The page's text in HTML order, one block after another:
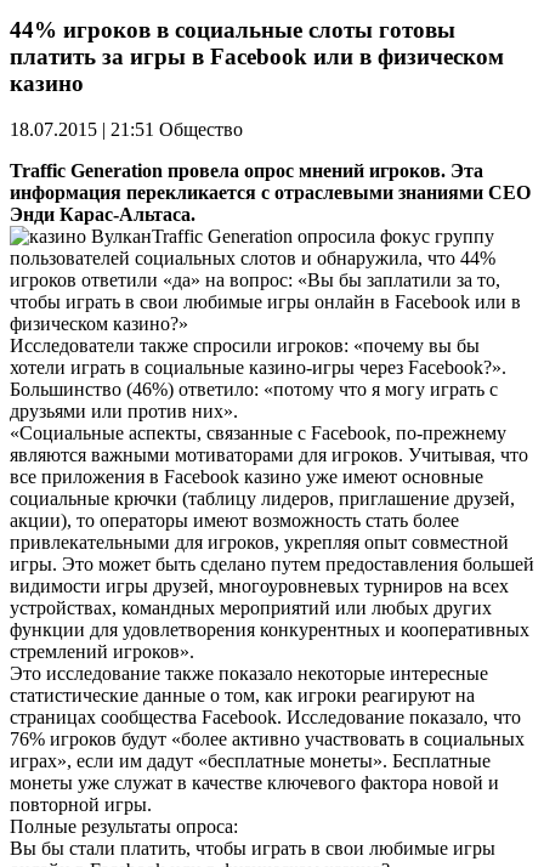
44% игроков в социальные слоты готовы
платить за игры в Facebook или в физическом
казино
18.07.2015 | 21:51 Общество
Traffic Generation провела опрос мнений игроков. Эта
информация перекликается с отраслевыми знаниями CEO
Энди Карас-Альтаса.
Traffic Generation опросила фокус группу
пользователей социальных слотов и обнаружила, что 44%
игроков ответили «да» на вопрос: «Вы бы заплатили за то,
чтобы играть в свои любимые игры онлайн в Facebook или в
физическом казино?»
Исследователи также спросили игроков: «почему вы бы
хотели играть в социальные казино-игры через Facebook?».
Большинство (46%) ответило: «потому что я могу играть с
друзьями или против них».
«Социальные аспекты, связанные с Facebook, по-прежнему
являются важными мотиваторами для игроков. Учитывая, что
все приложения в Facebook казино уже имеют основные
социальные крючки (таблицу лидеров, приглашение друзей,
акции), то операторы имеют возможность стать более
привлекательными для игроков, укрепляя опыт совместной
игры. Это может быть сделано путем предоставления большей
видимости игры друзей, многоуровневых турниров на всех
устройствах, командных мероприятий или любых других
функции для удовлетворения конкурентных и кооперативных
стремлений игроков».
Это исследование также показало некоторые интересные
статистические данные о том, как игроки реагируют на
страницах сообщества Facebook. Исследование показало, что
76% игроков будут «более активно участвовать в социальных
играх», если им дадут «бесплатные монеты». Бесплатные
монеты уже служат в качестве ключевого фактора новой и
повторной игры.
Полные результаты опроса:
Вы бы стали платить, чтобы играть в свои любимые игры